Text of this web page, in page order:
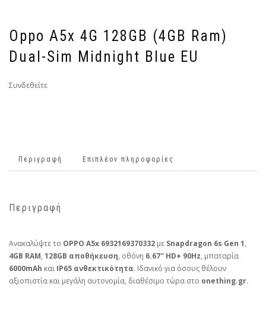
Oppo A5x 4G 128GB (4GB Ram)
Dual-Sim Midnight Blue EU
Συνδεθείτε
Περιγραφή Επιπλέον πληροφορίες
Περιγραφή
Ανακαλύψτε το OPPO A5x 6932169370332 με Snapdragon 6s Gen 1,
4GB RAM, 128GB αποθήκευση, οθόνη 6.67″ HD+ 90Hz, μπαταρία
6000mAh και IP65 ανθεκτικότητα. Ιδανικό για όσους θέλουν
αξιοπιστία και μεγάλη αυτονομία, διαθέσιμο τώρα στο onething.gr.